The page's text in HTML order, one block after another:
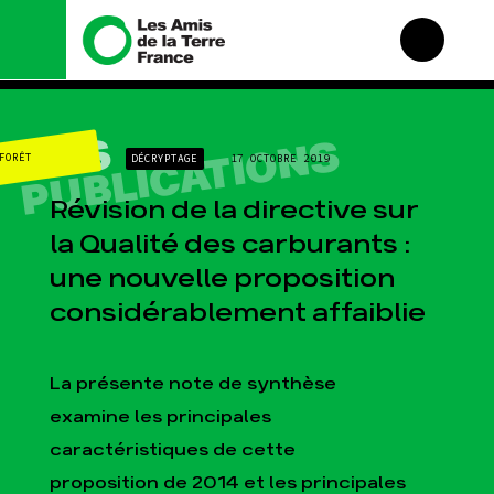
NOS
PUBLICATIONS
Nous connaître
Histoire
Manifeste
Équipes et
fonctionnement
la Terre
Nos campagnes
Total, rendez-vous au
tribunal
Gaz « naturel », le grand
Mode : une tendance
destructrice
Gaz au Mozambique, la
violence TOTAL(e)
CLIMAT-ÉNERGIE DÉCRYPTAGE 17 OCTOBRE 2019
Révision de la directive sur
la Qualité des carburants :
une nouvelle proposition
considérablement affaiblie
La présente note de synthèse
examine les principales
caractéristiques de cette
proposition de 2014 et les principales